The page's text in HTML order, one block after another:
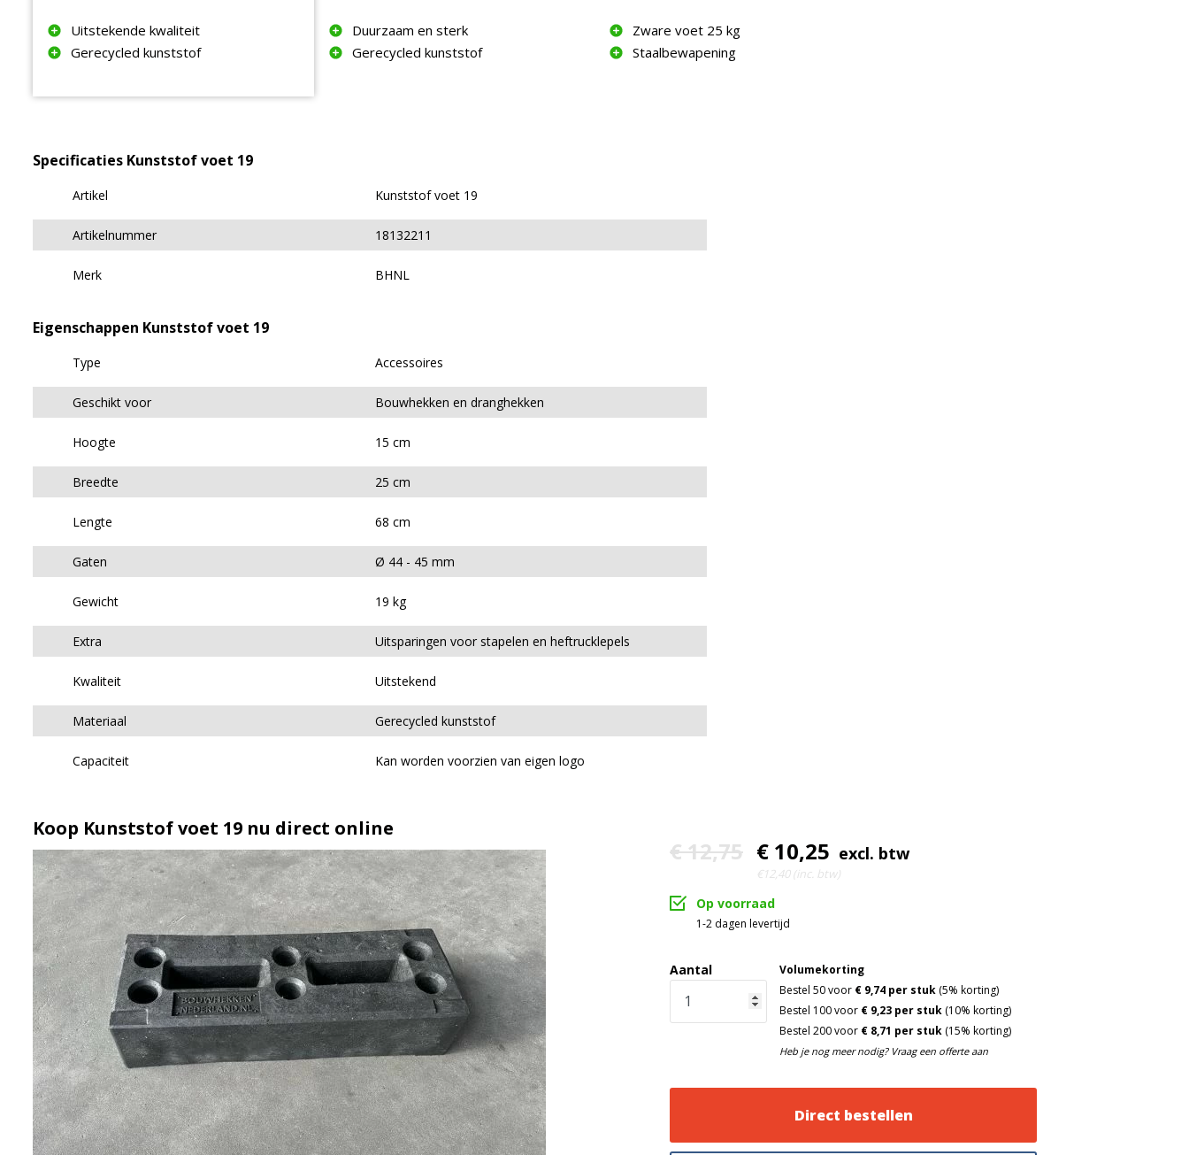
Uitstekende kwaliteit
Gerecycled kunststof
Duurzaam en sterk
Gerecycled kunststof
Zware voet 25 kg
Staalbewapening
Specificaties Kunststof voet 19
Artikel Kunststof voet 19
Artikelnummer 18132211
Merk BHNL
Eigenschappen Kunststof voet 19
Type Accessoires
Geschikt voor Bouwhekken en dranghekken
Hoogte 15 cm
Breedte 25 cm
Lengte 68 cm
Gaten Ø 44 - 45 mm
Gewicht 19 kg
Extra Uitsparingen voor stapelen en heftrucklepels
Kwaliteit Uitstekend
Materiaal Gerecycled kunststof
Capaciteit Kan worden voorzien van eigen logo
Koop Kunststof voet 19 nu direct online
€ 12,75 € 10,25 excl. btw
€12,40 (inc. btw)
Op voorraad
1-2 dagen levertijd
Aantal
Volumekorting
Bestel 50 voor € 9,74 per stuk (5% korting)
Bestel 100 voor € 9,23 per stuk (10% korting)
Bestel 200 voor € 8,71 per stuk (15% korting)
Heb je nog meer nodig? Vraag een offerte aan
Direct bestellen